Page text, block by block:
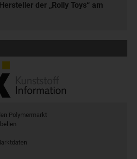
der „Rolly Toys“ am
Polymermarkt